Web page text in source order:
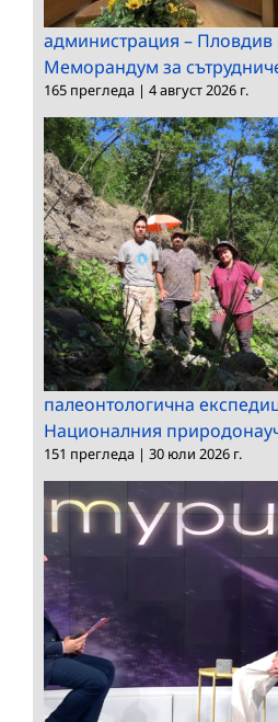
администрация – Пловдив
Меморандум за
165 прегледа | 4 август 2026 г.
палеонтологична
Националния
151 прегледа | 30 юли 2026 г.